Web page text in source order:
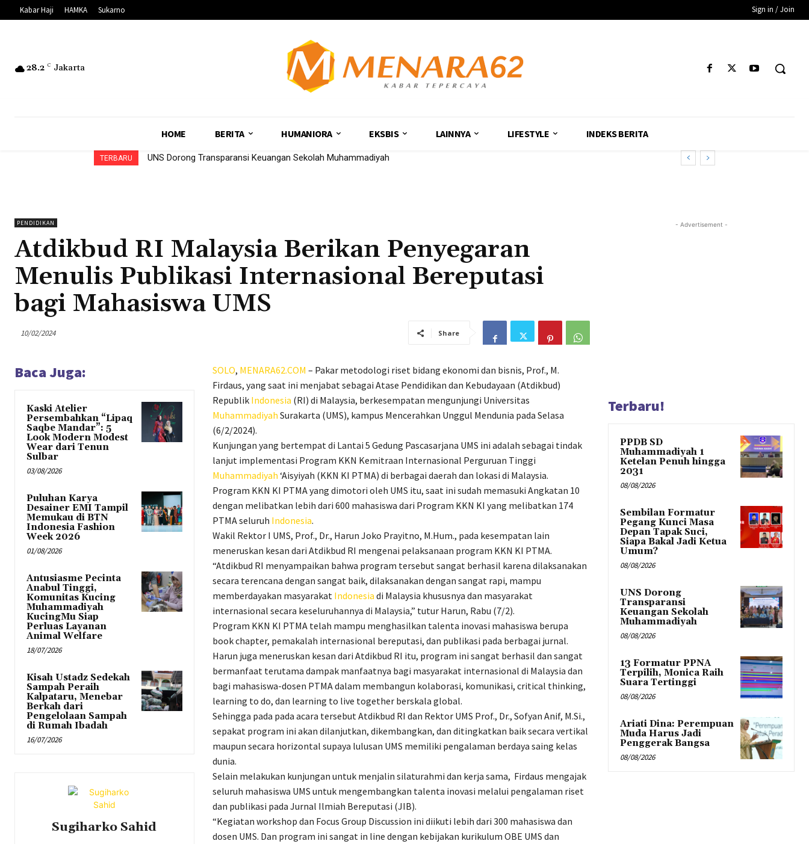
Kabar Haji HAMKA Sukarno Sign in / Join
28.2 C Jakarta
HOME BERITA HUMANIORA EKSBIS LAINNYA LIFESTYLE INDEKS BERITA
TERBARU UNS Dorong Transparansi Keuangan Sekolah Muhammadiyah
13 Formatur PPNA Terpilih, Monica Raih Suara Tertinggi
PENDIDIKAN
Atdikbud RI Malaysia Berikan Penyegaran
Menulis Publikasi Internasional Bereputasi
bagi Mahasiswa UMS
10/02/2024 Share
Baca Juga:
Kaski Atelier
Persembahkan “Lipaq
Saqbe Mandar”: 5
Look Modern Modest
Wear dari Tenun
Sulbar
03/08/2026
Puluhan Karya
Desainer EMI Tampil
Memukau di BTN
Indonesia Fashion
Week 2026
01/08/2026
Antusiasme Pecinta
Anabul Tinggi,
Komunitas Kucing
Muhammadiyah
KucingMu Siap
Perluas Layanan
Animal Welfare
18/07/2026
Kisah Ustadz Sedekah
Sampah Peraih
Kalpataru, Menebar
Berkah dari
Pengelolaan Sampah
di Rumah Ibadah
16/07/2026
Sugiharko Sahid
SOLO, MENARA62.COM – Pakar metodologi riset bidang ekonomi dan bisnis, Prof., M.
Firdaus, yang saat ini menjabat sebagai Atase Pendidikan dan Kebudayaan (Atdikbud)
Republik Indonesia (RI) di Malaysia, berkesempatan mengunjungi Universitas
Muhammadiyah Surakarta (UMS), kampus Mencerahkan Unggul Mendunia pada Selasa
(6/2/2024).
Kunjungan yang bertempat di Lantai 5 Gedung Pascasarjana UMS ini adalah sebagai tindak
lanjut implementasi Program KKN Kemitraan Internasional Perguruan Tinggi
Muhammadiyah ‘Aisyiyah (KKN KI PTMA) di berbagai daerah dan lokasi di Malaysia.
Program KKN KI PTMA yang dimotori oleh UMS itu, saat ini sudah memasuki Angkatan 10
dengan melibatkan lebih dari 600 mahasiswa dari Program KKN KI yang melibatkan 174
PTMA seluruh Indonesia.
Wakil Rektor I UMS, Prof., Dr., Harun Joko Prayitno, M.Hum., pada kesempatan lain
meneruskan kesan dari Atdikbud RI mengenai pelaksanaan program KKN KI PTMA.
“Atdikbud RI menyampaikan bahwa program tersebut sangat berhasil karena dilaksanakan
secara terencana dengan sangat baik, dilaksanakan dengan sangat rapi, mampu
memberdayakan masyarakat Indonesia di Malaysia khususnya dan masyarakat
internasional secara keseluruhannya di Malaysia,” tutur Harun, Rabu (7/2).
Program KKN KI PTMA telah mampu menghasilkan talenta inovasi mahasiswa berupa
book chapter, pemakalah internasional bereputasi, dan publikasi pada berbagai jurnal.
Harun juga meneruskan kesan dari Atdikbud RI itu, program ini sangat berhasil dan sangat
bermanfaat terutama dampak manfaatnya bagi masyarakat internasional di Malaysia dan
bagi mahasiswa-dosen PTMA dalam membangun kolaborasi, komunikasi, critical thinking,
learning to do, dan learning to live together berskala global.
Sehingga pada pada acara tersebut Atdikbud RI dan Rektor UMS Prof., Dr., Sofyan Anif, M.Si.,
sepakat program ini akan dilanjutkan, dikembangkan, dan ditingkatkan baik secara vertikal
maupun secara horizontal supaya lulusan UMS memiliki pengalaman berdaya saing kelas
dunia.
Selain melakukan kunjungan untuk menjalin silaturahmi dan kerja sama, Firdaus mengajak
seluruh mahasiswa UMS untuk mengembangkan talenta inovasi melalui pengalaman riset
dan publikasi pada Jurnal Ilmiah Bereputasi (JIB).
“Kegiatan workshop dan Focus Group Discussion ini diikuti lebih dari 300 mahasiswa dan
dosen UMS. Dan program ini sangat in line dengan kebijakan kurikulum OBE UMS dan
- Advertisement -
Terbaru!
PPDB SD
Muhammadiyah 1
Ketelan Penuh hingga
2031
08/08/2026
Sembilan Formatur
Pegang Kunci Masa
Depan Tapak Suci,
Siapa Bakal Jadi Ketua
Umum?
08/08/2026
UNS Dorong
Transparansi
Keuangan Sekolah
Muhammadiyah
08/08/2026
13 Formatur PPNA
Terpilih, Monica Raih
Suara Tertinggi
08/08/2026
Ariati Dina: Perempuan
Muda Harus Jadi
Penggerak Bangsa
08/08/2026